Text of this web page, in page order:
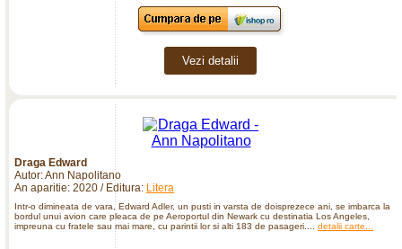
Vezi detalii
Draga Edward
Autor: Ann Napolitano
An aparitie: 2020 / Editura: Litera
Intr-o dimineata de vara, Edward Adler, un pusti in varsta de doisprezece ani, se imbarca la
bordul unui avion care pleaca de pe Aeroportul din Newark cu destinatia Los Angeles,
impreuna cu fratele sau mai mare, cu parintii lor si alti 183 de pasageri.... detalii carte...